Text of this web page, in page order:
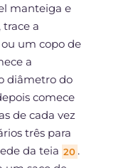
manteiga e
a
um copo de
a
diâmetro do
comece
de cada vez
três para
da teia 20 .